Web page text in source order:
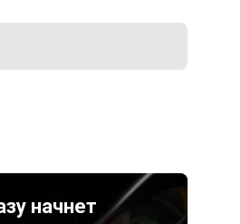
начнет